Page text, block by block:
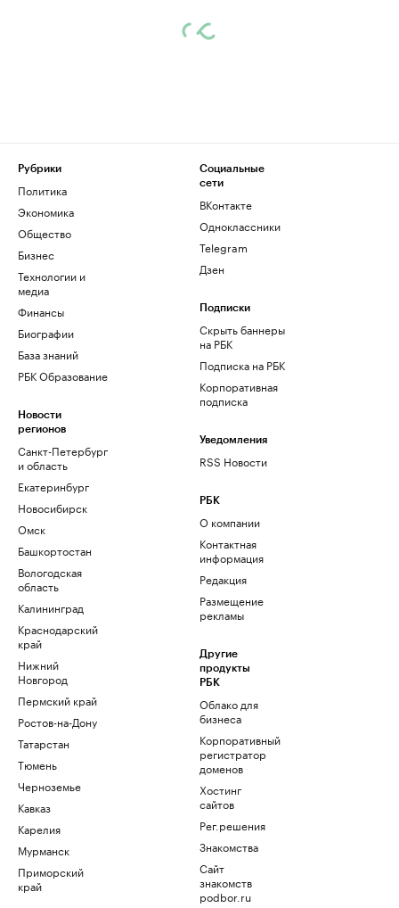
Рубрики
Политика
Экономика
Общество
Бизнес
Технологии и
медиа
Финансы
Биографии
База знаний
РБК Образование
Новости
регионов
Санкт-Петербург
и область
Екатеринбург
Новосибирск
Омск
Башкортостан
Вологодская
область
Калининград
Краснодарский
край
Нижний
Новгород
Пермский край
Ростов-на-Дону
Татарстан
Тюмень
Черноземье
Кавказ
Карелия
Мурманск
Приморский
край
Социальные
сети
ВКонтакте
Одноклассники
Telegram
Дзен
Подписки
Скрыть баннеры
на РБК
Подписка на РБК
Корпоративная
подписка
Уведомления
RSS Новости
РБК
О компании
Контактная
информация
Редакция
Размещение
рекламы
Другие
продукты
РБК
Облако для
бизнеса
Корпоративный
регистратор
доменов
Хостинг
сайтов
Рег.решения
Знакомства
Сайт
знакомств
podbor.ru